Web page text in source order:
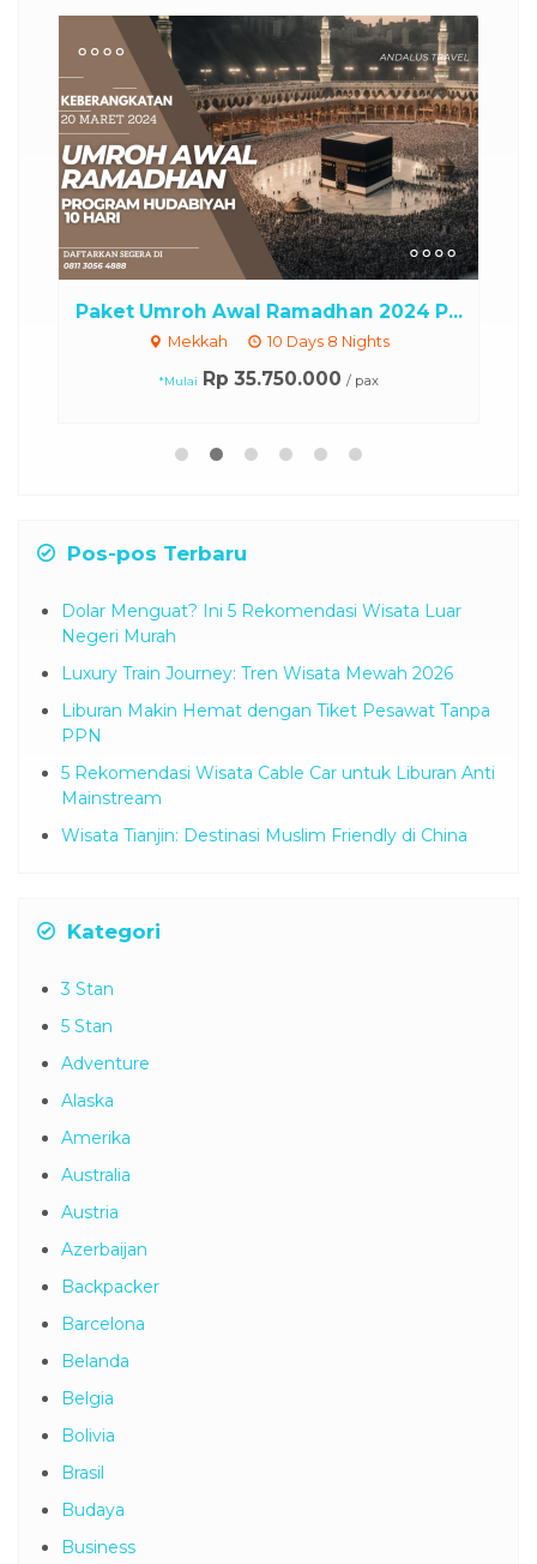
Paket Umroh Awal Ramadhan 2024 P...
Mekkah 10 Days 8 Nights
*Mulai Rp 35.750.000 / pax
Pos-pos Terbaru
Dolar Menguat? Ini 5 Rekomendasi Wisata Luar
Negeri Murah
Luxury Train Journey: Tren Wisata Mewah 2026
Liburan Makin Hemat dengan Tiket Pesawat Tanpa
PPN
5 Rekomendasi Wisata Cable Car untuk Liburan Anti
Mainstream
Wisata Tianjin: Destinasi Muslim Friendly di China
Kategori
3 Stan
5 Stan
Adventure
Alaska
Amerika
Australia
Austria
Azerbaijan
Backpacker
Barcelona
Belanda
Belgia
Bolivia
Brasil
Budaya
Business